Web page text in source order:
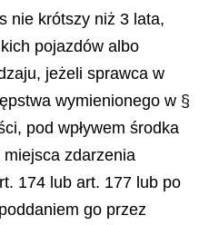
nie krótszy niż 3 lata,
pojazdów albo
jeżeli sprawca w
wymienionego w §
pod wpływem środka
miejsca zdarzenia
174 lub art. 177 lub po
go przez